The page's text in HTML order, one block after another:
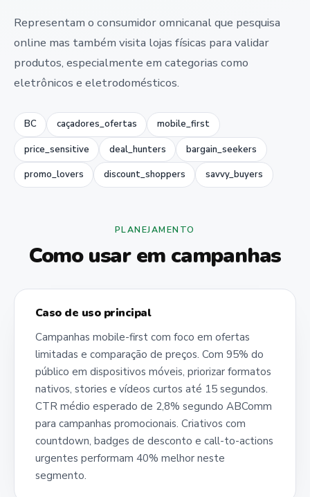
Representam o consumidor omnicanal que pesquisa
online mas também visita lojas físicas para validar
produtos, especialmente em categorias como
eletrônicos e eletrodomésticos.
BC caçadores_ofertas mobile_first
price_sensitive deal_hunters bargain_seekers
promo_lovers discount_shoppers savvy_buyers
PLANEJAMENTO
Como usar em campanhas
Caso de uso principal
Campanhas mobile-first com foco em ofertas
limitadas e comparação de preços. Com 95% do
público em dispositivos móveis, priorizar formatos
nativos, stories e vídeos curtos até 15 segundos.
CTR médio esperado de 2,8% segundo ABComm
para campanhas promocionais. Criativos com
countdown, badges de desconto e call-to-actions
urgentes performam 40% melhor neste
segmento.